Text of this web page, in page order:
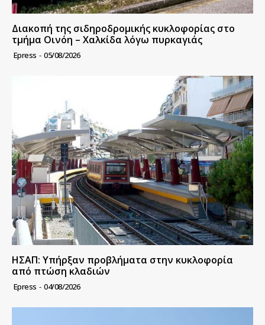
Διακοπή της σιδηροδρομικής κυκλοφορίας στο
τμήμα Οινόη – Χαλκίδα λόγω πυρκαγιάς
Epress - 05/08/2026
ΗΣΑΠ: Υπήρξαν προβλήματα στην κυκλοφορία
από πτώση κλαδιών
Epress - 04/08/2026